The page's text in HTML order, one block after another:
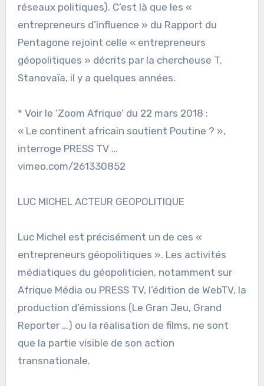
réseaux politiques). C’est là que les «
entrepreneurs d’influence » du Rapport du
Pentagone rejoint celle « entrepreneurs
géopolitiques » décrits par la chercheuse T.
Stanovaïa, il y a quelques années.
* Voir le ‘Zoom Afrique’ du 22 mars 2018 :
« Le continent africain soutient Poutine ? »,
interroge PRESS TV …
vimeo.com/261330852
LUC MICHEL ACTEUR GEOPOLITIQUE
Luc Michel est précisément un de ces «
entrepreneurs géopolitiques ». Les activités
médiatiques du géopoliticien, notamment sur
Afrique Média ou PRESS TV, l’édition de WebTV, la
production d’émissions (Le Gran Jeu, Grand
Reporter …) ou la réalisation de films, ne sont
que la partie visible de son action
transnationale.